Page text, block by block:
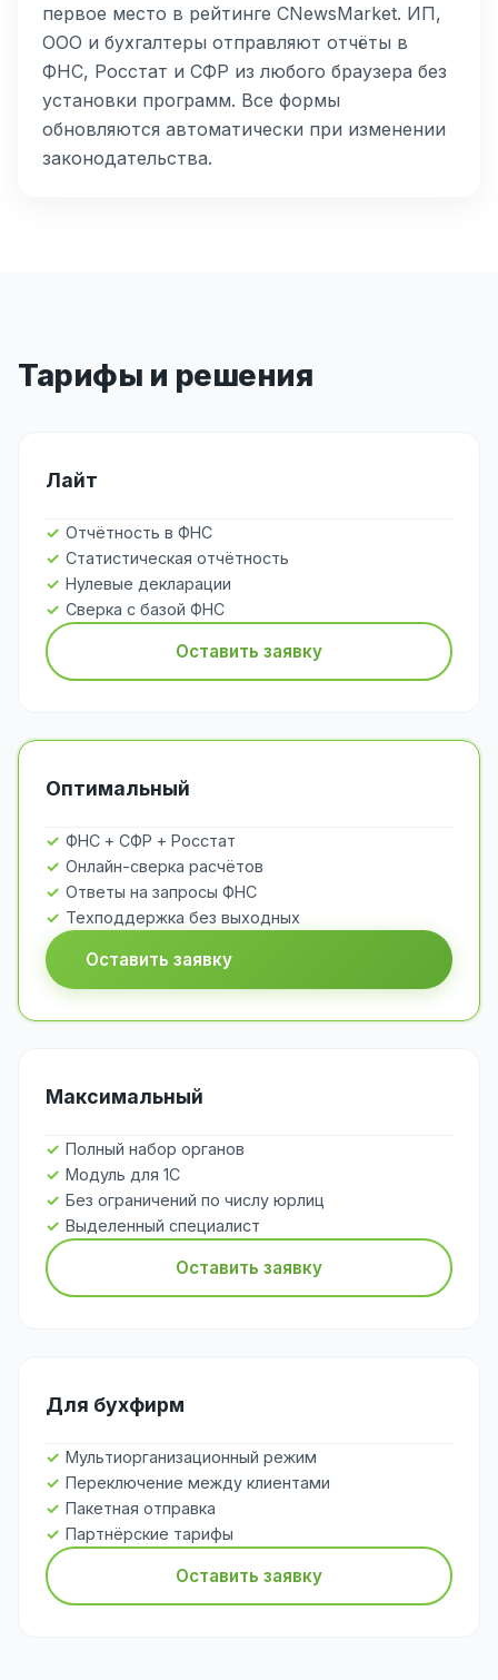
первое место в рейтинге CNewsMarket. ИП,
ООО и бухгалтеры отправляют отчёты в
ФНС, Росстат и СФР из любого браузера без
установки программ. Все формы
обновляются автоматически при изменении
законодательства.
Тарифы и решения
Лайт
Отчётность в ФНС
Статистическая отчётность
Нулевые декларации
Сверка с базой ФНС
Оставить заявку
Оптимальный
ФНС + СФР + Росстат
Онлайн-сверка расчётов
Ответы на запросы ФНС
Техподдержка без выходных
Оставить заявку
Максимальный
Полный набор органов
Модуль для 1С
Без ограничений по числу юрлиц
Выделенный специалист
Оставить заявку
Для бухфирм
Мультиорганизационный режим
Переключение между клиентами
Пакетная отправка
Партнёрские тарифы
Оставить заявку